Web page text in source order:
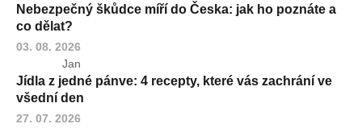
Nebezpečný škůdce míří do Česka: jak ho poznáte a
co dělat?
03. 08. 2026
Jan
Jídla z jedné pánve: 4 recepty, které vás zachrání ve
všední den
27. 07. 2026